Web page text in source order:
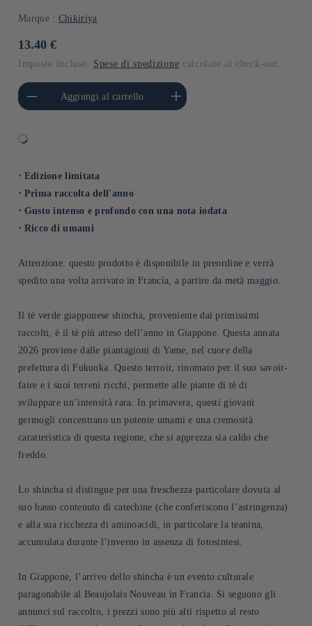
Marque : Chikiriya
Prezzo
listino
13.40 €
Imposte incluse. Spese di spedizione calcolate al check-out.
quantità per Default
Title
Aggiungi al carrello
Aumenta quantità per Default
Title
⋅ Edizione limitata
⋅ Prima raccolta dell'anno
⋅ Gusto intenso e profondo con una nota iodata
⋅ Ricco di umami
Attenzione: questo prodotto è disponibile in preordine e verrà
spedito una volta arrivato in Francia, a partire da metà maggio.
Il tè verde giapponese shincha, proveniente dai primissimi
raccolti, è il tè più atteso dell’anno in Giappone. Questa annata
2026 proviene dalle piantagioni di Yame, nel cuore della
prefettura di Fukuoka. Questo terroir, rinomato per il suo savoir-
faire e i suoi terreni ricchi, permette alle piante di tè di
sviluppare un’intensità rara. In primavera, questi giovani
germogli concentrano un potente umami e una cremosità
caratteristica di questa regione, che si apprezza sia caldo che
freddo.
Lo shincha si distingue per una freschezza particolare dovuta al
suo basso contenuto di catechine (che conferiscono l’astringenza)
e alla sua ricchezza di aminoacidi, in particolare la teanina,
accumulata durante l’inverno in assenza di fotosintesi.
In Giappone, l’arrivo dello shincha è un evento culturale
paragonabile al Beaujolais Nouveau in Francia. Si seguono gli
annunci sul raccolto, i prezzi sono più alti rispetto al resto